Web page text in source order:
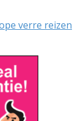
verre reizen